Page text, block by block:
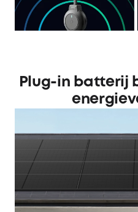
Plug-in batterij